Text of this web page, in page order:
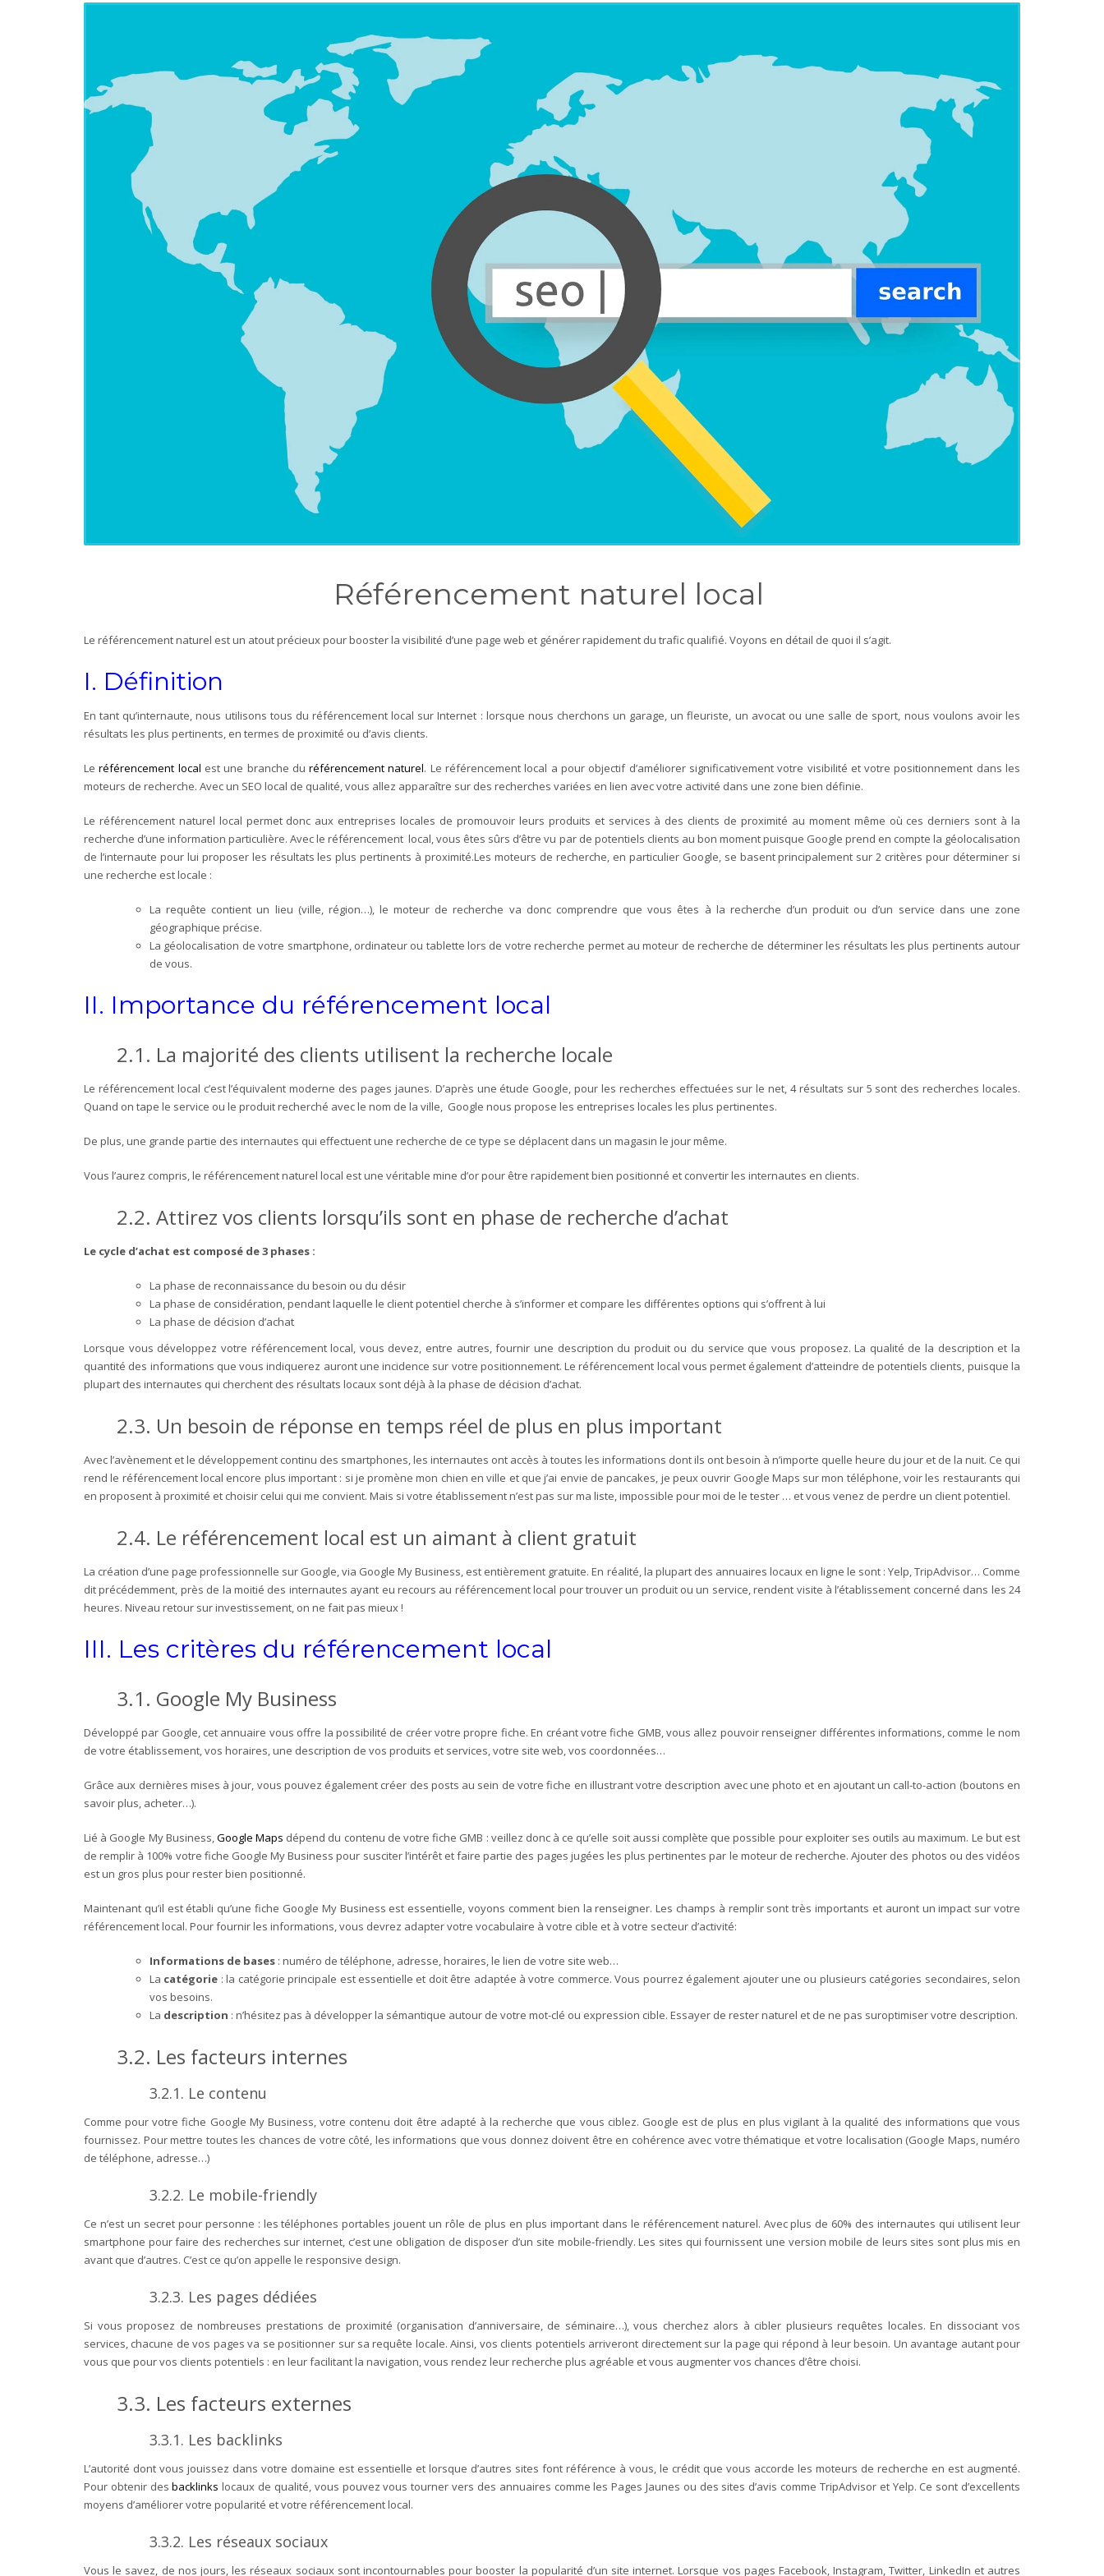
Référencement naturel local
Le référencement naturel est un atout précieux pour booster la visibilité d’une page web et générer rapidement du trafic qualifié. Voyons en détail de quoi il s’agit.
I. Définition
En tant qu’internaute, nous utilisons tous du référencement local sur Internet : lorsque nous cherchons un garage, un fleuriste, un avocat ou une salle de sport, nous voulons avoir les
résultats les plus pertinents, en termes de proximité ou d’avis clients.
Leréférencement local est une branche du référencement naturel. Le référencement local a pour objectif d’améliorer significativement votre visibilité et votre positionnement dans les
moteurs de recherche. Avec un SEO local de qualité, vous allez apparaître sur des recherches variées en lien avec votre activité dans une zone bien définie.
Le référencement naturel local permet donc aux entreprises locales de promouvoir leurs produits et services à des clients de proximité au moment même où ces derniers sont à la
recherche d’une information particulière. Avec le référencement local, vous êtes sûrs d’être vu par de potentiels clients au bon moment puisque Google prend en compte la géolocalisation
de l’internaute pour lui proposer les résultats les plus pertinents à proximité.Les moteurs de recherche, en particulier Google, se basent principalement sur 2 critères pour déterminer si
une recherche est locale :
La requête contient un lieu (ville, région…), le moteur de recherche va donc comprendre que vous êtes à la recherche d’un produit ou d’un service dans une zone
géographique précise.
La géolocalisation de votre smartphone, ordinateur ou tablette lors de votre recherche permet au moteur de recherche de déterminer les résultats les plus pertinents autour
de vous.
II. Importance du référencement local
2.1. La majorité des clients utilisent la recherche locale
Le référencement local c’est l’équivalent moderne des pages jaunes. D’après une étude Google, pour les recherches effectuées sur le net, 4 résultats sur 5 sont des recherches locales.
Quand on tape le service ou le produit recherché avec le nom de la ville, Google nous propose les entreprises locales les plus pertinentes.
De plus, une grande partie des internautes qui effectuent une recherche de ce type se déplacent dans un magasin le jour même.
Vous l’aurez compris, le référencement naturel local est une véritable mine d’or pour être rapidement bien positionné et convertir les internautes en clients.
2.2. Attirez vos clients lorsqu’ils sont en phase de recherche d’achat
Le cycle d’achat est composé de 3 phases :
La phase de reconnaissance du besoin ou du désir
La phase de considération, pendant laquelle le client potentiel cherche à s’informer et compare les différentes options qui s’offrent à lui
La phase de décision d’achat
Lorsque vous développez votre référencement local, vous devez, entre autres, fournir une description du produit ou du service que vous proposez. La qualité de la description et la
quantité des informations que vous indiquerez auront une incidence sur votre positionnement. Le référencement local vous permet également d’atteindre de potentiels clients, puisque la
plupart des internautes qui cherchent des résultats locaux sont déjà à la phase de décision d’achat.
2.3. Un besoin de réponse en temps réel de plus en plus important
Avec l’avènement et le développement continu des smartphones, les internautes ont accès à toutes les informations dont ils ont besoin à n’importe quelle heure du jour et de la nuit. Ce qui
rend le référencement local encore plus important : si je promène mon chien en ville et que j’ai envie de pancakes, je peux ouvrir Google Maps sur mon téléphone, voir les restaurants qui
en proposent à proximité et choisir celui qui me convient. Mais si votre établissement n’est pas sur ma liste, impossible pour moi de le tester … et vous venez de perdre un client potentiel.
2.4. Le référencement local est un aimant à client gratuit
La création d’une page professionnelle sur Google, via Google My Business, est entièrement gratuite. En réalité, la plupart des annuaires locaux en ligne le sont : Yelp, TripAdvisor… Comme
dit précédemment, près de la moitié des internautes ayant eu recours au référencement local pour trouver un produit ou un service, rendent visite à l’établissement concerné dans les 24
heures. Niveau retour sur investissement, on ne fait pas mieux !
III. Les critères du référencement local
3.1. Google My Business
Développé par Google, cet annuaire vous offre la possibilité de créer votre propre fiche. En créant votre fiche GMB, vous allez pouvoir renseigner différentes informations, comme le nom
de votre établissement, vos horaires, une description de vos produits et services, votre site web, vos coordonnées…
Grâce aux dernières mises à jour, vous pouvez également créer des posts au sein de votre fiche en illustrant votre description avec une photo et en ajoutant un call-to-action (boutons en
savoir plus, acheter…).
Lié à Google My Business, Google Maps dépend du contenu de votre fiche GMB : veillez donc à ce qu’elle soit aussi complète que possible pour exploiter ses outils au maximum. Le but est
de remplir à 100% votre fiche Google My Business pour susciter l’intérêt et faire partie des pages jugées les plus pertinentes par le moteur de recherche. Ajouter des photos ou des vidéos
est un gros plus pour rester bien positionné.
Maintenant qu’il est établi qu’une fiche Google My Business est essentielle, voyons comment bien la renseigner. Les champs à remplir sont très importants et auront un impact sur votre
référencement local. Pour fournir les informations, vous devrez adapter votre vocabulaire à votre cible et à votre secteur d’activité:
Informations de bases : numéro de téléphone, adresse, horaires, le lien de votre site web…
La catégorie : la catégorie principale est essentielle et doit être adaptée à votre commerce. Vous pourrez également ajouter une ou plusieurs catégories secondaires, selon
vos besoins.
La description : n’hésitez pas à développer la sémantique autour de votre mot-clé ou expression cible. Essayer de rester naturel et de ne pas suroptimiser votre description.
3.2. Les facteurs internes
3.2.1. Le contenu
Comme pour votre fiche Google My Business, votre contenu doit être adapté à la recherche que vous ciblez. Google est de plus en plus vigilant à la qualité des informations que vous
fournissez. Pour mettre toutes les chances de votre côté, les informations que vous donnez doivent être en cohérence avec votre thématique et votre localisation (Google Maps, numéro
de téléphone, adresse…)
3.2.2. Le mobile-friendly
Ce n’est un secret pour personne : les téléphones portables jouent un rôle de plus en plus important dans le référencement naturel. Avec plus de 60% des internautes qui utilisent leur
smartphone pour faire des recherches sur internet, c’est une obligation de disposer d’un site mobile-friendly. Les sites qui fournissent une version mobile de leurs sites sont plus mis en
avant que d’autres. C’est ce qu’on appelle le responsive design.
3.2.3. Les pages dédiées
Si vous proposez de nombreuses prestations de proximité (organisation d’anniversaire, de séminaire…), vous cherchez alors à cibler plusieurs requêtes locales. En dissociant vos
services, chacune de vos pages va se positionner sur sa requête locale. Ainsi, vos clients potentiels arriveront directement sur la page qui répond à leur besoin. Un avantage autant pour
vous que pour vos clients potentiels : en leur facilitant la navigation, vous rendez leur recherche plus agréable et vous augmenter vos chances d’être choisi.
3.3. Les facteurs externes
3.3.1. Les backlinks
L’autorité dont vous jouissez dans votre domaine est essentielle et lorsque d’autres sites font référence à vous, le crédit que vous accorde les moteurs de recherche en est augmenté.
Pour obtenir des backlinks locaux de qualité, vous pouvez vous tourner vers des annuaires comme les Pages Jaunes ou des sites d’avis comme TripAdvisor et Yelp. Ce sont d’excellents
moyens d’améliorer votre popularité et votre référencement local.
3.3.2. Les réseaux sociaux
Vous le savez, de nos jours, les réseaux sociaux sont incontournables pour booster la popularité d’un site internet. Lorsque vos pages Facebook, Instagram, Twitter, LinkedIn et autres